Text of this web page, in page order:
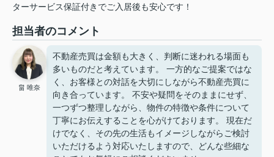
ターサービス保証付きでご入居後も安心です！
担当者のコメント
畠 唯奈
不動産売買は金額も大きく、判断に迷われる場面も
多いものだと考えています。 一方的なご提案ではな
く、お客様との対話を大切にしながら不動産売買に
向き合っています。 不安や疑問をそのままにせず、
一つずつ整理しながら、物件の特徴や条件について
丁寧にお伝えすることを心がけております。 現在だ
けでなく、その先の生活もイメージしながらご検討
いただけるよう対応いたしますので、どんな些細な